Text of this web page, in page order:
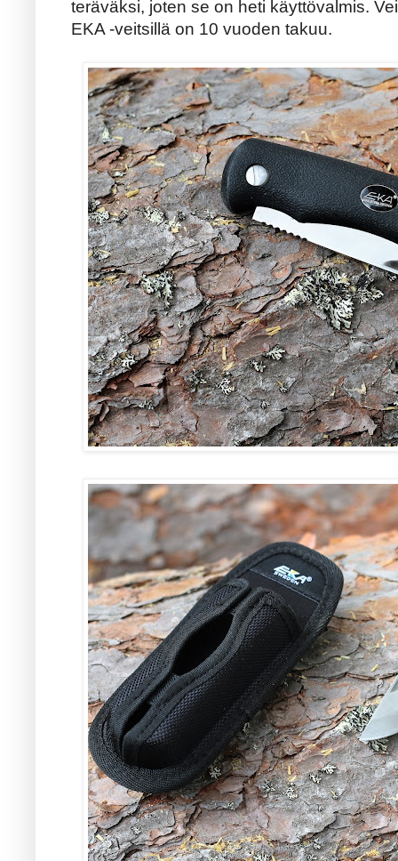
teräväksi, joten se on heti käyttövalmis.
EKA -veitsillä on 10 vuoden takuu.